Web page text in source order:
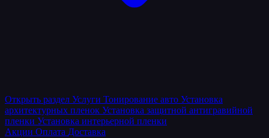
Открыть раздел Услуги Тонирование авто Установка
архитектурных пленок Установка защитной антигравийной
пленки Установка интерьерной пленки
Акции Оплата Доставка